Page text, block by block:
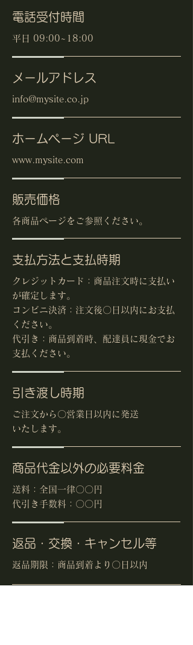
電話受付時間
平日 09:00~18:00
メールアドレス
info@mysite.co.jp
ホームページ URL
www.mysite.com
販売価格
各商品ページをご参照ください。
支払方法と支払時期
クレジットカード：商品注文時に支払い
が確定します。
コンビニ決済：注文後〇日以内にお支払
ください。
代引き：商品到着時、配達員に現金でお
支払ください。
引き渡し時期
ご注文から〇営業日以内に発送
いたします。
商品代金以外の必要料金
送料：全国一律〇〇円
代引き手数料：〇〇円
返品・交換・キャンセル等
返品期限：商品到着より〇日以内